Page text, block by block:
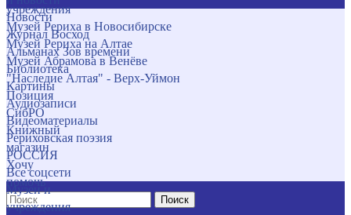
учреждения
Музей Рериха в Новосибирске
Музей Рериха на Алтае
Музей Абрамова в Венёве
"Наследие Алтая" - Верх-Уймон
Позиция
СибРО
Книжный
магазин
Хочу
помочь
Поиск
Новости
Журнал Восход
Альманах Зов времени
Библиотека
Картины
Аудиозаписи
Видеоматериалы
Рериховская поэзия
РОССИЯ
Все соцсети
Музеи и
учреждения